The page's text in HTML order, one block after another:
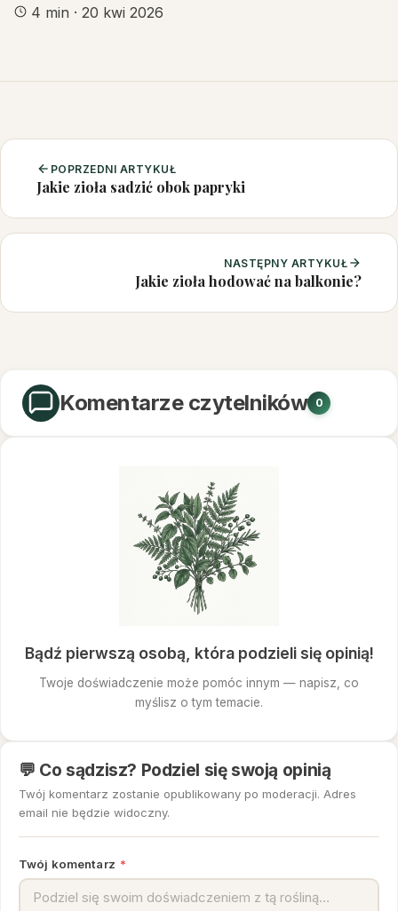
4 min · 20 kwi 2026
POPRZEDNI ARTYKUŁ
Jakie zioła sadzić obok papryki
NASTĘPNY ARTYKUŁ
Jakie zioła hodować na balkonie?
Komentarze czytelników 0
Bądź pierwszą osobą, która podzieli się opinią!
Twoje doświadczenie może pomóc innym — napisz, co
myślisz o tym temacie.
💬 Co sądzisz? Podziel się swoją opinią
Twój komentarz zostanie opublikowany po moderacji. Adres
email nie będzie widoczny.
Twój komentarz *